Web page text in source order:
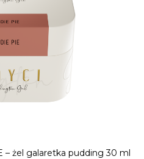
żel galaretka pudding 30 ml